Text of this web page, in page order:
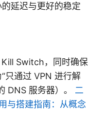
延迟与更好的稳定
Switch，同时确保
只通过 VPN 进行解
DNS 服务器）。 二
与搭建指南：从概念